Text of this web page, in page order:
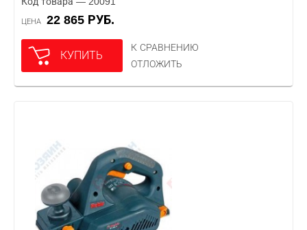
ЦЕНА 22 865 РУБ.
КУПИТЬ
К СРАВНЕНИЮ
ОТЛОЖИТЬ